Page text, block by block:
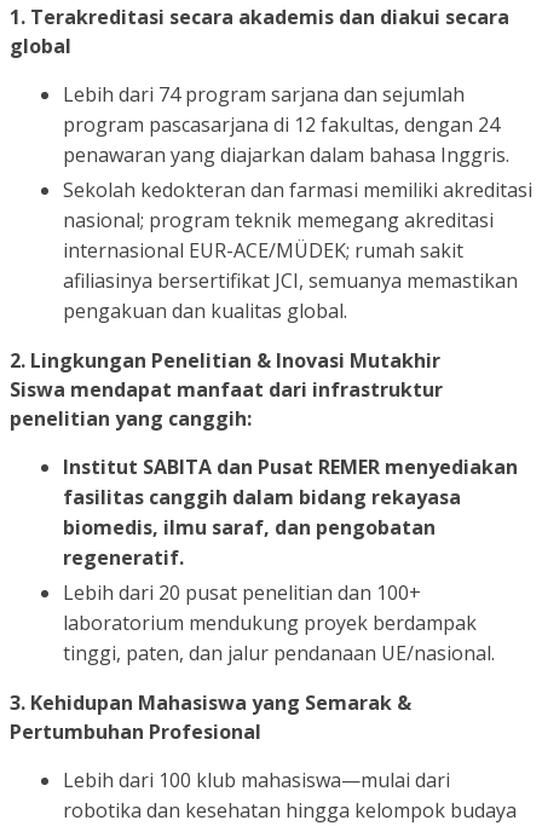
1. Terakreditasi secara akademis dan diakui secara
global
Lebih dari 74 program sarjana dan sejumlah
program pascasarjana di 12 fakultas, dengan 24
penawaran yang diajarkan dalam bahasa Inggris.
Sekolah kedokteran dan farmasi memiliki akreditasi
nasional; program teknik memegang akreditasi
internasional EUR-ACE/MÜDEK; rumah sakit
afiliasinya bersertifikat JCI, semuanya memastikan
pengakuan dan kualitas global.
2. Lingkungan Penelitian & Inovasi Mutakhir
Siswa mendapat manfaat dari infrastruktur
penelitian yang canggih:
Institut SABITA dan Pusat REMER menyediakan
fasilitas canggih dalam bidang rekayasa
biomedis, ilmu saraf, dan pengobatan
regeneratif.
Lebih dari 20 pusat penelitian dan 100+
laboratorium mendukung proyek berdampak
tinggi, paten, dan jalur pendanaan UE/nasional.
3. Kehidupan Mahasiswa yang Semarak &
Pertumbuhan Profesional
Lebih dari 100 klub mahasiswa—mulai dari
robotika dan kesehatan hingga kelompok budaya